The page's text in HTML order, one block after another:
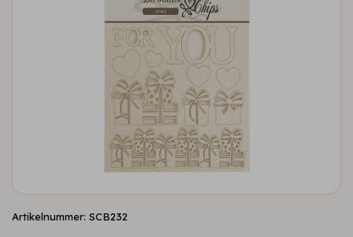
Artikelnummer: SCB232